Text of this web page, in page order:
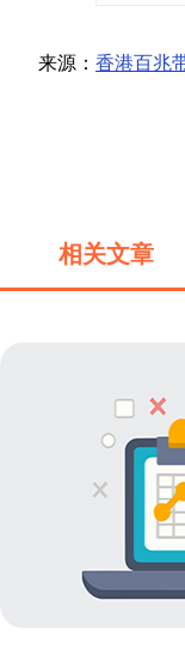
来源： 香港百兆
相关文章